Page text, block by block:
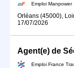
Emploi Manpower
Orléans (45000),
17/07/2026
Agent(e) de
Emploi France